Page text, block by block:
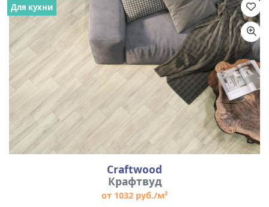
Craftwood
Крафтвуд
от 1032 руб./м²
Для кухни